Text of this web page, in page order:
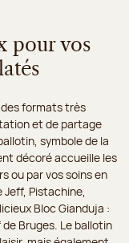
pour vos
formats très
et de partage
symbole de la
décoré accueille les
ou par vos soins en
Pistachine,
Bloc Gianduja :
Bruges. Le ballotin